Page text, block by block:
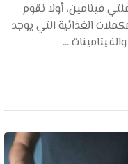
فيتامين، أولا نقوم
الغذائية التي يوجد
...